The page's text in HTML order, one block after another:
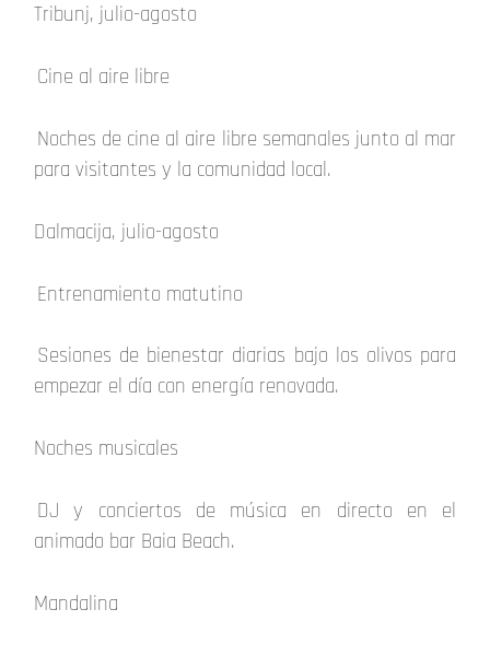
Tribunj, julio-agosto
Cine al aire libre
Noches de cine al aire libre semanales junto al mar
para visitantes y la comunidad local.
Dalmacija, julio-agosto
Entrenamiento matutino
Sesiones de bienestar diarias bajo los olivos para
empezar el día con energía renovada.
Noches musicales
DJ y conciertos de música en directo en el
animado bar Baia Beach.
Mandalina